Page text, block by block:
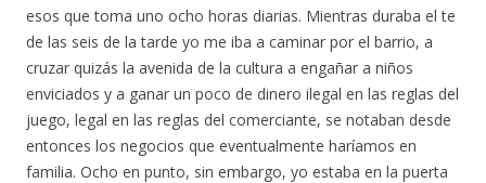
esos que toma uno ocho horas diarias. Mientras duraba el te
de las seis de la tarde yo me iba a caminar por el barrio, a
cruzar quizás la avenida de la cultura a engañar a niños
enviciados y a ganar un poco de dinero ilegal en las reglas del
juego, legal en las reglas del comerciante, se notaban desde
entonces los negocios que eventualmente haríamos en
familia. Ocho en punto, sin embargo, yo estaba en la puerta